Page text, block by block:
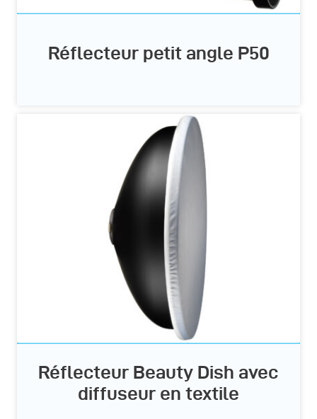
Réflecteur petit angle P50
Réflecteur Beauty Dish avec
diffuseur en textile